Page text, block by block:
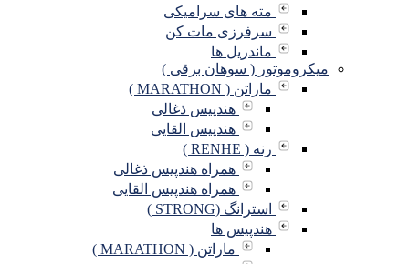
مته های سرامیکی
سرفرزی مات کن
ماندریل ها
میکروموتور ( سوهان برقی )
ماراتن ( MARATHON )
هندپیس ذغالی
هندپیس القایی
رنه ( RENHE )
همراه هندپیس ذغالی
همراه هندپیس القایی
استرانگ (STRONG )
هندپیس ها
ماراتن ( MARATHON )